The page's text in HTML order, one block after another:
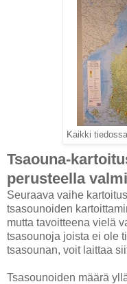
Kaikki
Tsaouna-
perusteella
Seuraava vaihe
tsasounoiden
mutta tavoitteena vielä
tsasounoja joista ei ole
tsasounan, voit laittaa
Tsasounoiden määrä